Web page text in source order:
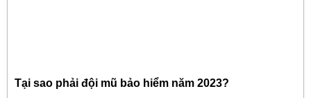
Tại sao phải đội mũ bảo hiểm năm 2023?